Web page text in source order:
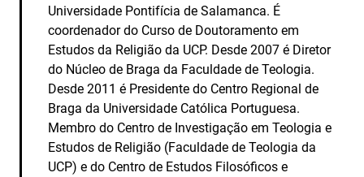
Universidade Pontifícia de Salamanca. É
coordenador do Curso de Doutoramento em
Estudos da Religião da UCP. Desde 2007 é Diretor
do Núcleo de Braga da Faculdade de Teologia.
Desde 2011 é Presidente do Centro Regional de
Braga da Universidade Católica Portuguesa.
Membro do Centro de Investigação em Teologia e
Estudos de Religião (Faculdade de Teologia da
UCP) e do Centro de Estudos Filosóficos e